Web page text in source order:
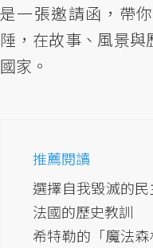
是一張邀請函，帶
陲，在故事、風景
國家。
推薦閱讀
選擇自我毀滅的
法國的歷史教訓
希特勒的「魔法